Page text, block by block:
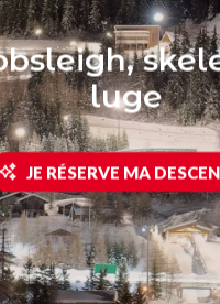
luge
JE RÉSERVE MA